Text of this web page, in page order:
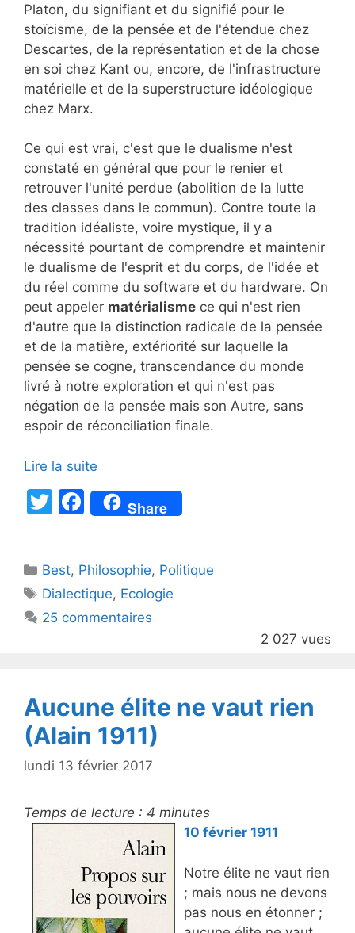
Platon, du signifiant et du signifié pour le
stoïcisme, de la pensée et de l'étendue chez
Descartes, de la représentation et de la chose
en soi chez Kant ou, encore, de l'infrastructure
matérielle et de la superstructure idéologique
chez Marx.
Ce qui est vrai, c'est que le dualisme n'est
constaté en général que pour le renier et
retrouver l'unité perdue (abolition de la lutte
des classes dans le commun). Contre toute la
tradition idéaliste, voire mystique, il y a
nécessité pourtant de comprendre et maintenir
le dualisme de l'esprit et du corps, de l'idée et
du réel comme du software et du hardware. On
peut appeler matérialisme ce qui n'est rien
d'autre que la distinction radicale de la pensée
et de la matière, extériorité sur laquelle la
pensée se cogne, transcendance du monde
livré à notre exploration et qui n'est pas
négation de la pensée mais son Autre, sans
espoir de réconciliation finale.
Lire la suite
T
er
F
a
e
b
o
Share
Catégories
Best, Philosophie, Politique
Étiquettes
Dialectique, Ecologie
25 commentaires
2 027 vues
Aucune élite ne vaut rien
(Alain 1911)
lundi 13 février 2017
Temps de lecture : 4 minutes
10 février 1911
Notre élite ne vaut rien
; mais nous ne devons
pas nous en étonner ;